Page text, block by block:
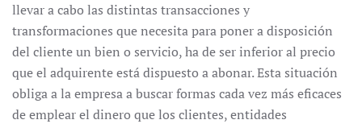
llevar a cabo las distintas transacciones y
transformaciones que necesita para poner a disposición
del cliente un bien o servicio, ha de ser inferior al precio
que el adquirente está dispuesto a abonar. Esta situación
obliga a la empresa a buscar formas cada vez más eficaces
de emplear el dinero que los clientes, entidades